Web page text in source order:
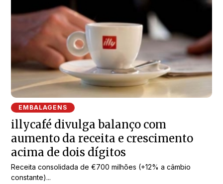
EMBALAGENS
illycafé divulga balanço com
aumento da receita e crescimento
acima de dois dígitos
Receita consolidada de €700 milhões (+12% a câmbio
constante)...